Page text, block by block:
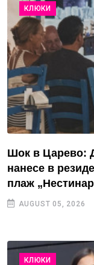
КЛЮКИ
Шок в Царево:
нанесе в
плаж
AUGUST 05, 2026
КЛЮКИ